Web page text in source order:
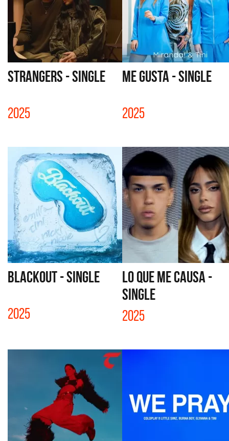
STRANGERS - SINGLE
2025
ME GUSTA - SINGLE
2025
BLACKOUT - SINGLE
2025
LO QUE ME CAUSA -
SINGLE
2025